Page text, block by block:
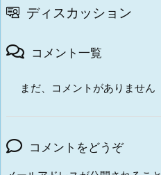
ディスカッション
コメント一覧
まだ、コメントがありません
コメントをどうぞ